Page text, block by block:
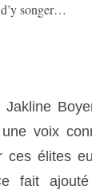
songer…
voix
ces élites
fait